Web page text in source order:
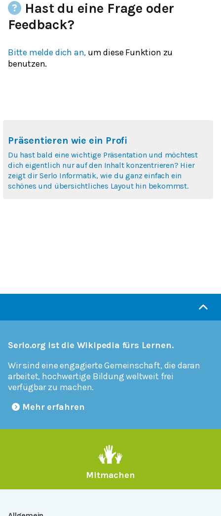
Hast du eine Frage oder
Feedback?
Bitte melde dich an, um diese Funktion zu
benutzen.
Präsentieren wie ein Profi
Du hast bald eine wichtige Präsentation und möchtest
dich eigentlich nur auf den Inhalt konzentrieren? Hier
zeigt dir Serlo Informatik, wie du ganz einfach ein
schönes und übersichtliches Layout hin bekommst.
Serlo.org ist die Wikipedia fürs Lernen.
Wir sind eine engagierte Gemeinschaft, die daran
arbeitet, hochwertige Bildung weltweit frei
verfügbar zu machen.
Mehr erfahren
Mitmachen